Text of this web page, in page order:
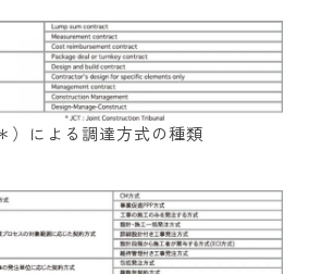
による調達方式の種類